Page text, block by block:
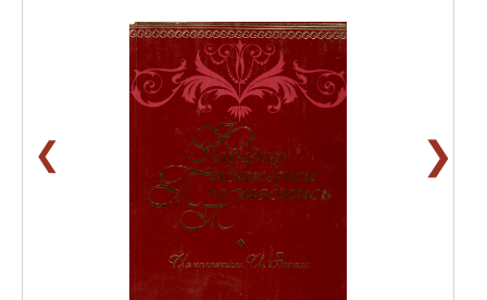
❮ ❯